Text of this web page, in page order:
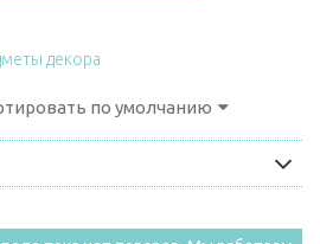
декора
по умолчанию